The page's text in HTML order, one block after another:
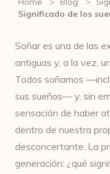
Significado de los
Soñar es una de las
antiguas y, a la vez,
Todos soñamos
sus sueños— y, sin
sensación de haber
dentro de nuestra
desconcertante. La
generación: ¿qué